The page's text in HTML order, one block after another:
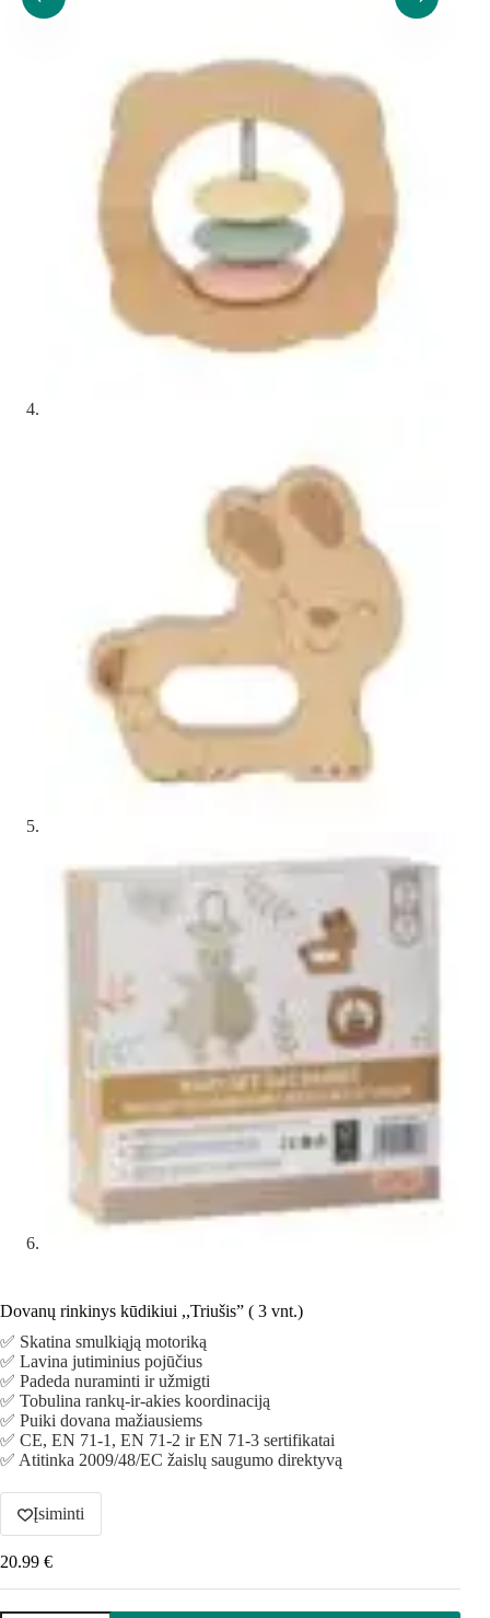
Dovanų rinkinys kūdikiui ,,Triušis” ( 3 vnt.)
✅ Skatina smulkiąją motoriką
✅ Lavina jutiminius pojūčius
✅ Padeda nuraminti ir užmigti
✅ Tobulina rankų-ir-akies koordinaciją
✅ Puiki dovana mažiausiems
✅ CE, EN 71-1, EN 71-2 ir EN 71-3 sertifikatai
✅ Atitinka 2009/48/EC žaislų saugumo direktyvą
Įsiminti
20.99 €